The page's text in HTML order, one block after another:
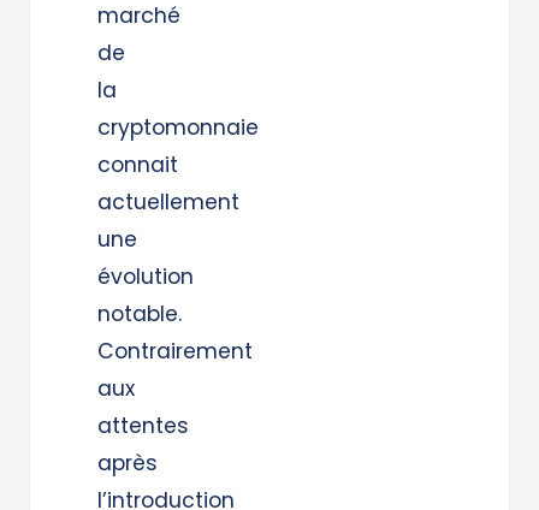
marché
de
la
cryptomonnaie
connait
actuellement
une
évolution
notable.
Contrairement
aux
attentes
après
l’introduction